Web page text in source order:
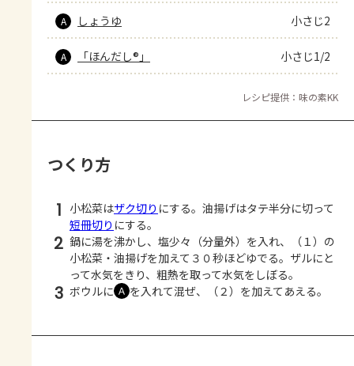
A しょうゆ 小さじ2
A 「ほんだし®」 小さじ1/2
レシピ提供：味の素KK
つくり方
1 小松菜はザク切り にする。油揚げはタテ半分に切って
短冊切り にする。
2 鍋に湯を沸かし、塩少々（分量外）を入れ、（１）の
小松菜・油揚げを加えて３０秒ほどゆでる。ザルにと
って水気をきり、粗熱を取って水気をしぼる。
3 ボウルに Ａ を入れて混ぜ、（２）を加えてあえる。